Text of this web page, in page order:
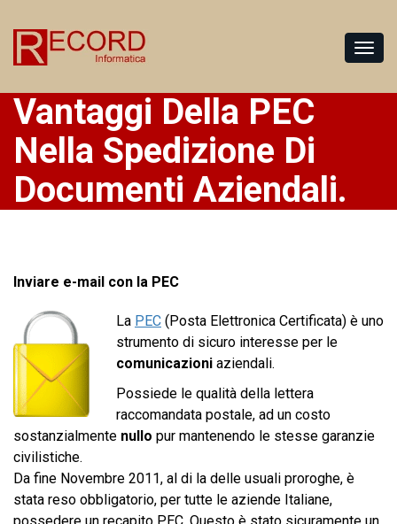
Vantaggi Della PEC
Nella Spedizione Di
Documenti Aziendali.
Inviare e-mail con la PEC
La PEC (Posta Elettronica Certificata) è uno
strumento di sicuro interesse per le
comunicazioni aziendali.
Possiede le qualità della lettera
raccomandata postale, ad un costo
sostanzialmente nullo pur mantenendo le stesse garanzie
civilistiche.
Da fine Novembre 2011, al di la delle usuali proroghe, è
stata reso obbligatorio, per tutte le aziende Italiane,